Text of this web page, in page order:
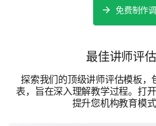
你有多大可能推荐这门课程
免费制作
最佳讲师评
探索我们的顶级讲师评估模板，
表，旨在深入理解教学过程。打
提升您机构教育模式